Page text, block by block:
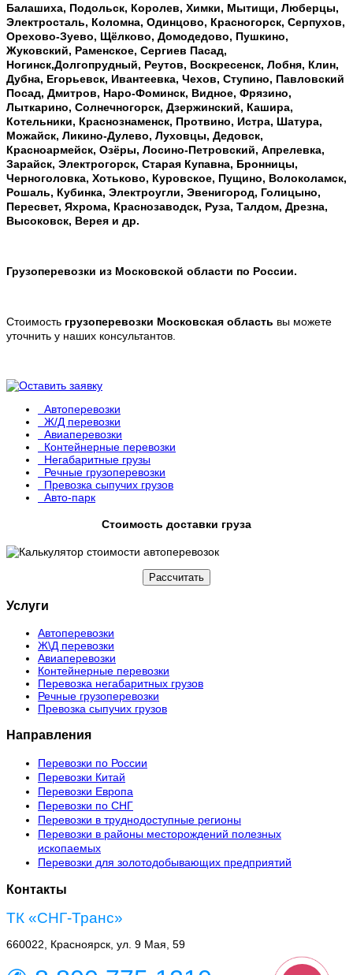
Балашиха, Подольск, Королев, Химки, Мытищи, Люберцы,
Электросталь, Коломна, Одинцово, Красногорск, Серпухов,
Орехово-Зуево, Щёлково, Домодедово, Пушкино,
Жуковский, Раменское, Сергиев Пасад,
Ногинск,Долгопрудный, Реутов, Воскресенск, Лобня, Клин,
Дубна, Егорьевск, Ивантеевка, Чехов, Ступино, Павловский
Посад, Дмитров, Наро-Фоминск, Видное, Фрязино,
Лыткарино, Солнечногорск, Дзержинский, Кашира,
Котельники, Краснознаменск, Протвино, Истра, Шатура,
Можайск, Ликино-Дулево, Луховцы, Дедовск,
Красноармейск, Озёры, Лосино-Петровский, Апрелевка,
Зарайск, Электрогорск, Старая Купавна, Бронницы,
Черноголовка, Хотьково, Куровское, Пущино, Волоколамск,
Рошаль, Кубинка, Электроугли, Эвенигород, Голицыно,
Пересвет, Яхрома, Краснозаводск, Руза, Талдом, Дрезна,
Высоковск, Верея и др.
Грузоперевозки из Московской области по России.
Стоимость грузоперевозки Московская область вы можете
уточнить у наших консультантов.
Автоперевозки
Ж/Д перевозки
Авиаперевозки
Контейнерные перевозки
Негабаритные грузы
Речные грузоперевозки
Превозка сыпучих грузов
Авто-парк
Стоимость доставки груза
Рассчитать
Услуги
Автоперевозки
Ж\Д перевозки
Авиаперевозки
Контейнерные перевозки
Перевозка негабаритных грузов
Речные грузоперевозки
Превозка сыпучих грузов
Направления
Перевозки по России
Перевозки Китай
Перевозки Европа
Перевозки по СНГ
Перевозки в труднодоступные регионы
Перевозки в районы месторождений полезных
ископаемых
Перевозки для золотодобывающих предприятий
Контакты
ТК «СНГ-Транс»
660022, Красноярск, ул. 9 Мая, 59